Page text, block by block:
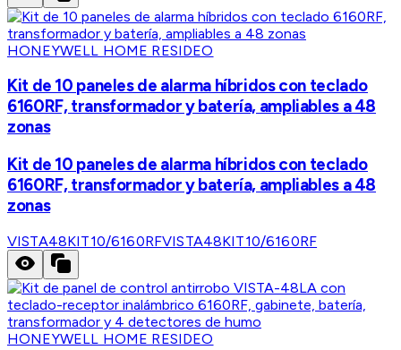
HONEYWELL HOME RESIDEO
Kit de 10 paneles de alarma híbridos con teclado
6160RF, transformador y batería, ampliables a 48
zonas
Kit de 10 paneles de alarma híbridos con teclado
6160RF, transformador y batería, ampliables a 48
zonas
VISTA48KIT10/6160RFVISTA48KIT10/6160RF
HONEYWELL HOME RESIDEO